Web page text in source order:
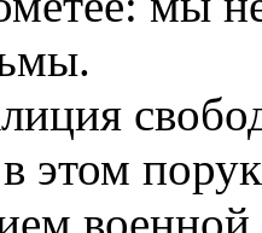
этом